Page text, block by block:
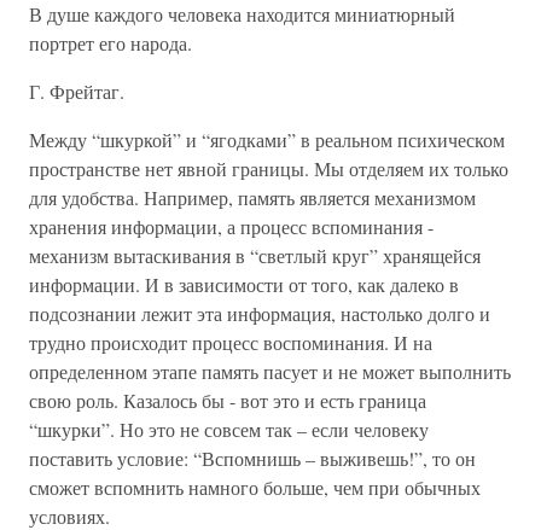
В душе каждого человека находится миниатюрный
портрет его народа.
Г. Фрейтаг.
Между “шкуркой” и “ягодками” в реальном психическом
пространстве нет явной границы. Мы отделяем их только
для удобства. Например, память является механизмом
хранения информации, а процесс вспоминания -
механизм вытаскивания в “светлый круг” хранящейся
информации. И в зависимости от того, как далеко в
подсознании лежит эта информация, настолько долго и
трудно происходит процесс воспоминания. И на
определенном этапе память пасует и не может выполнить
свою роль. Казалось бы - вот это и есть граница
“шкурки”. Но это не совсем так – если человеку
поставить условие: “Вспомнишь – выживешь!”, то он
сможет вспомнить намного больше, чем при обычных
условиях.